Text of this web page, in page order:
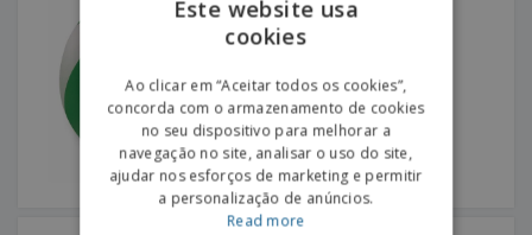
SPANISH
Este website usa
cookies
Ao clicar em “Aceitar todos os cookies”,
concorda com o armazenamento de cookies
no seu dispositivo para melhorar a
navegação no site, analisar o uso do site,
ajudar nos esforços de marketing e permitir
a personalização de anúncios.
Read more